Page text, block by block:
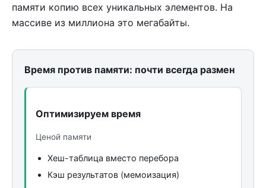
памяти копию всех уникальных элементов. На
массиве из миллиона это мегабайты.
Время против памяти: почти всегда размен
Оптимизируем время
Ценой памяти
Хеш-таблица вместо перебора
Кэш результатов (мемоизация)